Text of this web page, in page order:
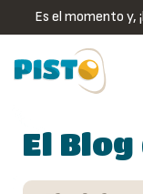
Es el momento y,
El